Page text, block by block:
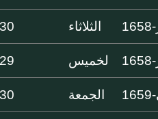
الثلاثاء 30
لخميس 29
الجمعة 30